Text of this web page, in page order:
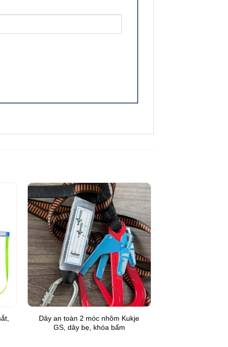
Add to
Wishlist
Dây an toàn 2 móc nhôm Kukje
GS, dây bẹ, khóa bấm